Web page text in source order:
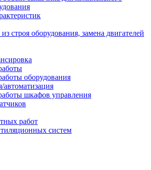
строя оборудования, замена двигателей
оборудования
шкафов управления
работ
систем